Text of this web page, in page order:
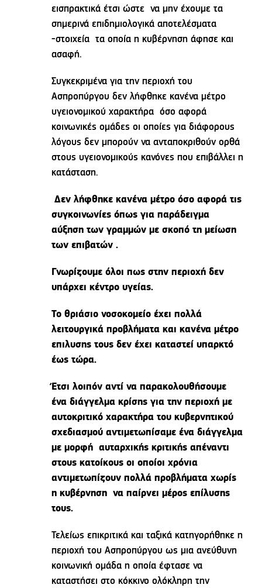
εισπρακτικά έτσι ώστε να μην έχουμε τα
σημερινά επιδημιολογικά αποτελέσματα
-στοιχεία τα οποία η κυβέρνηση άφησε και
ασαφή.
Συγκεκριμένα για την περιοχή του
Ασπροπύργου δεν λήφθηκε κανένα μέτρο
υγειονομικού χαρακτήρα όσο αφορά
κοινωνικές ομάδες οι οποίες για διάφορους
λόγους δεν μπορούν να ανταποκριθούν ορθά
στους υγειονομικούς κανόνες που επιβάλλει η
κατάσταση.
Δεν λήφθηκε κανένα μέτρο όσο αφορά τις
συγκοινωνίες όπως για παράδειγμα
αύξηση των γραμμών με σκοπό τη μείωση
των επιβατών .
Γνωρίζουμε όλοι πως στην περιοχή δεν
υπάρχει κέντρο υγείας.
Το θριάσιο νοσοκομείο έχει πολλά
λειτουργικά προβλήματα και κανένα μέτρο
επιλυσης τους δεν έχει καταστεί υπαρκτό
έως τώρα.
Έτσι λοιπόν αντί να παρακολουθήσουμε
ένα διάγγελμα κρίσης για την περιοχή με
αυτοκριτικό χαρακτήρα του κυβερνητικού
σχεδιασμού αντιμετωπίσαμε ένα διάγγελμα
με μορφή αυταρχικής κριτικής απέναντι
στους κατοίκους οι οποίοι χρόνια
αντιμετωπίζουν πολλά προβλήματα χωρίς
η κυβέρνηση να παίρνει μέρος επίλυσης
τους.
Τελείως επικριτικά και ταξικά κατηγορήθηκε η
περιοχή του Ασπροπύργου ως μια ανεύθυνη
κοινωνική ομάδα η οποία έφτασε να
καταστήσει στο κόκκινο ολόκληρη την